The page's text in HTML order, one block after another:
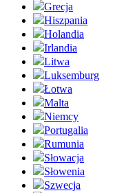
Grecja
Hiszpania
Holandia
Irlandia
Litwa
Luksemburg
Łotwa
Malta
Niemcy
Portugalia
Rumunia
Słowacja
Słowenia
Szwecja